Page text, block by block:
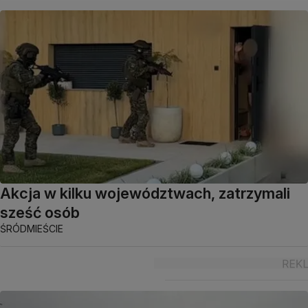
Akcja w kilku województwach, zatrzymali
sześć osób
ŚRÓDMIEŚCIE